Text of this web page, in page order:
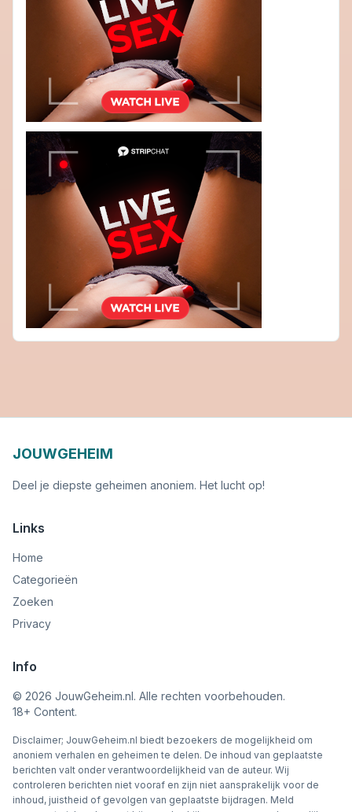
JOUWGEHEIM
Deel je diepste geheimen anoniem. Het lucht op!
Links
Home
Categorieën
Zoeken
Privacy
Info
© 2026 JouwGeheim.nl. Alle rechten voorbehouden.
18+ Content.
Disclaimer; JouwGeheim.nl biedt bezoekers de mogelijkheid om
anoniem verhalen en geheimen te delen. De inhoud van geplaatste
berichten valt onder verantwoordelijkheid van de auteur. Wij
controleren berichten niet vooraf en zijn niet aansprakelijk voor de
inhoud, juistheid of gevolgen van geplaatste bijdragen. Meld